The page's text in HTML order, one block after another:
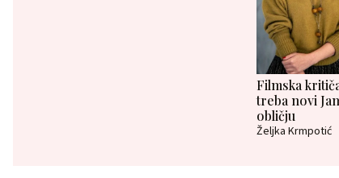
Filmska
treba novi
obličju
Željka Krmpotić